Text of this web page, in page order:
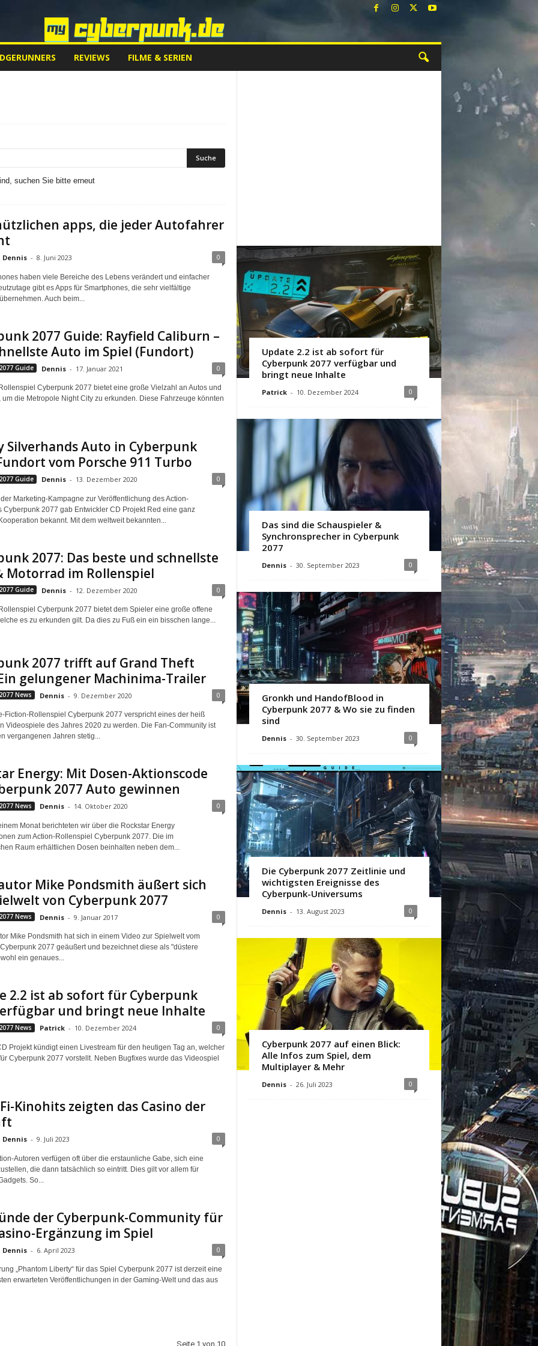
REVIEWS FILME & SERIEN
suchen Sie bitte erneut
apps, die jeder Autofahrer
Dennis - 8. Juni 2023 0
haben viele Bereiche des Lebens verändert und einfacher
gibt es Apps für Smartphones, die sehr vielfältige
Auch beim...
2077 Guide: Rayfield Caliburn –
Auto im Spiel (Fundort)
Guide Dennis - 17. Januar 2021 0
Cyberpunk 2077 bietet eine große Vielzahl an Autos und
um die Metropole Night City zu erkunden. Diese Fahrzeuge könnten
Silverhands Auto in Cyberpunk
vom Porsche 911 Turbo
Guide Dennis - 13. Dezember 2020 0
Marketing-Kampagne zur Veröffentlichung des Action-
Cyberpunk 2077 gab Entwickler CD Projekt Red eine ganz
bekannt. Mit dem weltweit bekannten...
2077: Das beste und schnellste
Motorrad im Rollenspiel
Guide Dennis - 12. Dezember 2020 0
Cyberpunk 2077 bietet dem Spieler eine große offene
es zu erkunden gilt. Da dies zu Fuß ein ein bisschen lange...
2077 trifft auf Grand Theft
gelungener Machinima-Trailer
News Dennis - 9. Dezember 2020 0
Fiction-Rollenspiel Cyberpunk 2077 verspricht eines der heiß
Videospiele des Jahres 2020 zu werden. Die Fan-Community ist
vergangenen Jahren stetig...
Energy: Mit Dosen-Aktionscode
2077 Auto gewinnen
News Dennis - 14. Oktober 2020 0
Monat berichteten wir über die Rockstar Energy
zum Action-Rollenspiel Cyberpunk 2077. Die im
Raum erhältlichen Dosen beinhalten neben dem...
Mike Pondsmith äußert sich
von Cyberpunk 2077
News Dennis - 9. Januar 2017 0
Mike Pondsmith hat sich in einem Video zur Spielwelt vom
2077 geäußert und bezeichnet diese als "düstere
ein genaues...
2.2 ist ab sofort für Cyberpunk
und bringt neue Inhalte
News Patrick - 10. Dezember 2024 0
Projekt kündigt einen Livestream für den heutigen Tag an, welcher
Cyberpunk 2077 vorstellt. Neben Bugfixes wurde das Videospiel
Kinohits zeigten das Casino der
Dennis - 9. Juli 2023 0
Autoren verfügen oft über die erstaunliche Gabe, sich eine
die dann tatsächlich so eintritt. Dies gilt vor allem für
So...
der Cyberpunk-Community für
Ergänzung im Spiel
Dennis - 6. April 2023 0
„Phantom Liberty“ für das Spiel Cyberpunk 2077 ist derzeit eine
erwarteten Veröffentlichungen in der Gaming-Welt und das aus
Seite 1 von 10
Update 2.2 ist ab sofort für
Cyberpunk 2077 verfügbar und
bringt neue Inhalte
Patrick - 10. Dezember 2024 0
Das sind die Schauspieler &
Synchronsprecher in Cyberpunk
2077
Dennis - 30. September 2023 0
Gronkh und HandofBlood in
Cyberpunk 2077 & Wo sie zu finden
sind
Dennis - 30. September 2023 0
Die Cyberpunk 2077 Zeitlinie und
wichtigsten Ereignisse des
Cyberpunk-Universums
Dennis - 13. August 2023 0
Cyberpunk 2077 auf einen Blick:
Alle Infos zum Spiel, dem
Multiplayer & Mehr
Dennis - 26. Juli 2023 0